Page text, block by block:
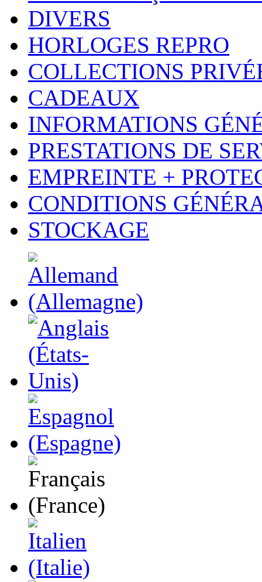
DIVERS
HORLOGES REPRO
COLLECTIONS
CADEAUX
INFORMATIONS
PRESTATIONS DE
EMPREINTE +
CONDITIONS
STOCKAGE